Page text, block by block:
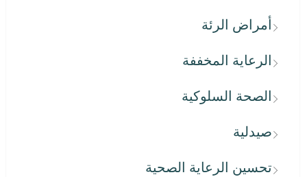
أمراض الرئة
الرعاية المخففة
الصحة السلوكية
صيدلية
تحسين الرعاية الصحية